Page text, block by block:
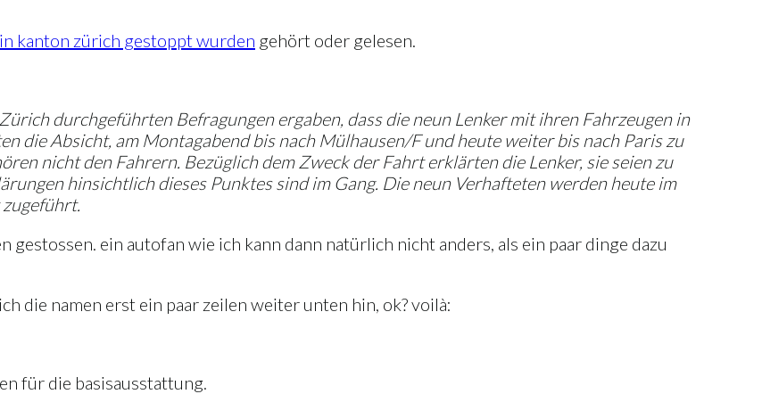
kanton zürich gestoppt wurden gehört oder gelesen.
durchgeführten Befragungen ergaben, dass die neun Lenker mit ihren Fahrzeugen in
die Absicht, am Montagabend bis nach Mülhausen/F und heute weiter bis nach Paris zu
nicht den Fahrern. Bezüglich dem Zweck der Fahrt erklärten die Lenker, sie seien zu
hinsichtlich dieses Punktes sind im Gang. Die neun Verhafteten werden heute im
gestossen. ein autofan wie ich kann dann natürlich nicht anders, als ein paar dinge dazu
die namen erst ein paar zeilen weiter unten hin, ok? voilà:
für die basisausstattung.